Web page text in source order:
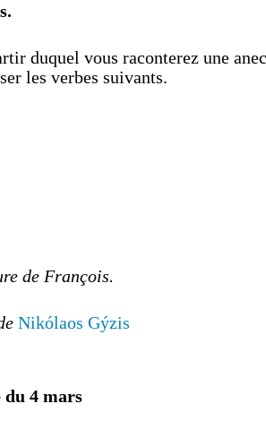
duquel vous raconterez une
les verbes suivants.
de François.
Nikólaos Gýzis
du 4 mars